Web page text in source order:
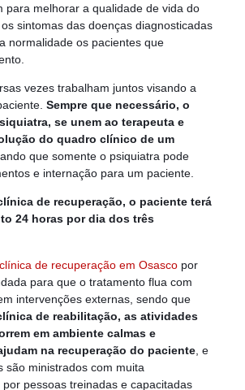
para melhorar a qualidade de vida do
sintomas das doenças diagnosticadas
normalidade os pacientes que
vezes trabalham juntos visando a
Sempre que necessário, o
se unem ao terapeuta e
do quadro clínico de um
que somente o psiquiatra pode
e internação para um paciente.
de recuperação, o paciente terá
24 horas por dia dos três
clínica de recuperação em Osasco por
para que o tratamento flua com
intervenções externas, sendo que
de reabilitação, as atividades
em ambiente calmas e
na recuperação do paciente , e
são ministrados com muita
pessoas treinadas e capacitadas